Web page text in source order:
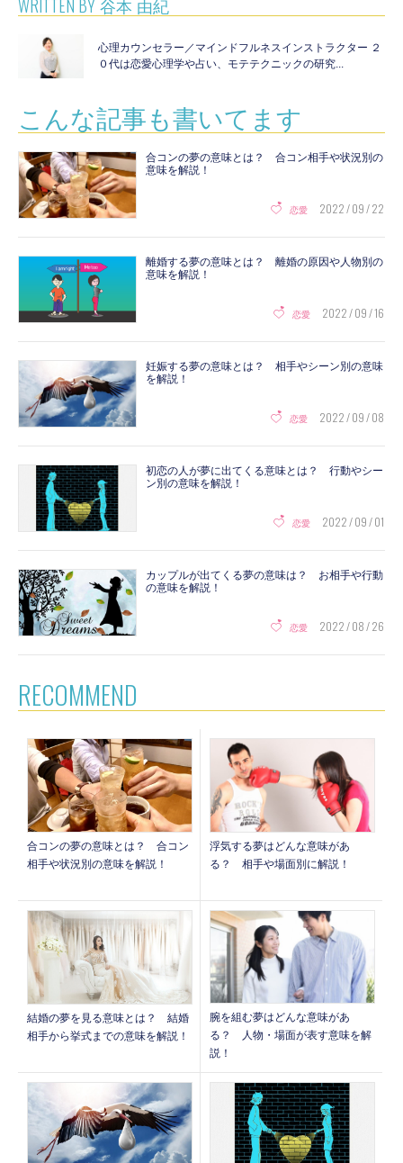
WRITTEN BY 谷本 由紀
心理カウンセラー／マインドフルネスインストラクター ２
０代は恋愛心理学や占い、モテテクニックの研究...
こんな記事も書いてます
合コンの夢の意味とは？ 合コン相手や状況別の
意味を解説！
恋愛 2022 / 09 / 22
離婚する夢の意味とは？ 離婚の原因や人物別の
意味を解説！
恋愛 2022 / 09 / 16
妊娠する夢の意味とは？ 相手やシーン別の意味
を解説！
恋愛 2022 / 09 / 08
初恋の人が夢に出てくる意味とは？ 行動やシー
ン別の意味を解説！
恋愛 2022 / 09 / 01
カップルが出てくる夢の意味は？ お相手や行動
の意味を解説！
恋愛 2022 / 08 / 26
RECOMMEND
合コンの夢の意味とは？ 合コン
相手や状況別の意味を解説！
浮気する夢はどんな意味があ
る？ 相手や場面別に解説！
結婚の夢を見る意味とは？ 結婚
相手から挙式までの意味を解説！
腕を組む夢はどんな意味があ
る？ 人物・場面が表す意味を解
説！